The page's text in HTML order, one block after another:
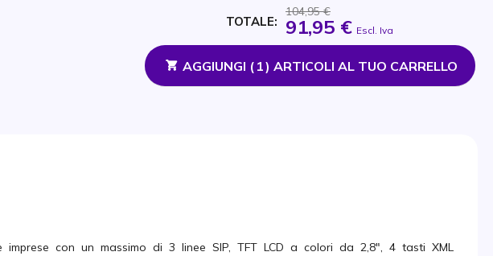
TOTALE:
104,95 €
91,95 € Escl. Iva
AGGIUNGI ( 1) ARTICOLI AL TUO CARRELLO
con un massimo di 3 linee SIP, TFT LCD a colori da 2,8", 4 tasti XML